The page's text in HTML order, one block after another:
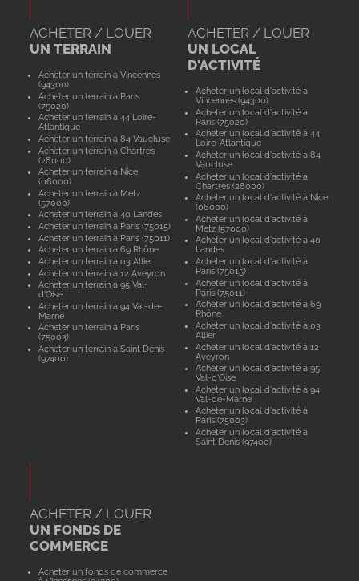
ACHETER / LOUER
UN TERRAIN
Acheter un terrain à Vincennes
(94300)
Acheter un terrain à Paris
(75020)
Acheter un terrain à 44 Loire-
Atlantique
Acheter un terrain à 84 Vaucluse
Acheter un terrain à Chartres
(28000)
Acheter un terrain à Nice
(06000)
Acheter un terrain à Metz
(57000)
Acheter un terrain à 40 Landes
Acheter un terrain à Paris (75015)
Acheter un terrain à Paris (75011)
Acheter un terrain à 69 Rhône
Acheter un terrain à 03 Allier
Acheter un terrain à 12 Aveyron
Acheter un terrain à 95 Val-
d'Oise
Acheter un terrain à 94 Val-de-
Marne
Acheter un terrain à Paris
(75003)
Acheter un terrain à Saint Denis
(97400)
ACHETER / LOUER
UN LOCAL
D'ACTIVITÉ
Acheter un local d'activité à
Vincennes (94300)
Acheter un local d'activité à
Paris (75020)
Acheter un local d'activité à 44
Loire-Atlantique
Acheter un local d'activité à 84
Vaucluse
Acheter un local d'activité à
Chartres (28000)
Acheter un local d'activité à Nice
(06000)
Acheter un local d'activité à
Metz (57000)
Acheter un local d'activité à 40
Landes
Acheter un local d'activité à
Paris (75015)
Acheter un local d'activité à
Paris (75011)
Acheter un local d'activité à 69
Rhône
Acheter un local d'activité à 03
Allier
Acheter un local d'activité à 12
Aveyron
Acheter un local d'activité à 95
Val-d'Oise
Acheter un local d'activité à 94
Val-de-Marne
Acheter un local d'activité à
Paris (75003)
Acheter un local d'activité à
Saint Denis (97400)
ACHETER / LOUER
UN FONDS DE
COMMERCE
Acheter un fonds de commerce